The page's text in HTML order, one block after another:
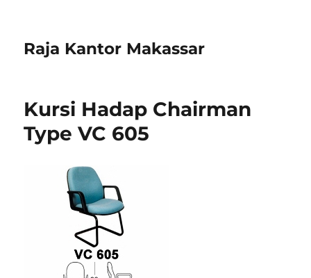
Raja Kantor Makassar
Kursi Hadap Chairman
Type VC 605